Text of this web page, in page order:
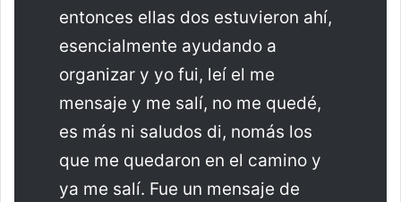
entonces ellas dos estuvieron ahí,
esencialmente ayudando a
organizar y yo fui, leí el me
mensaje y me salí, no me quedé,
es más ni saludos di, nomás los
que me quedaron en el camino y
ya me salí. Fue un mensaje de